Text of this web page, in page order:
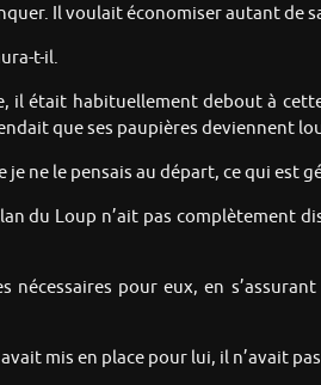
Il voulait économiser autant de
t-il.
il était habituellement debout à
que ses paupières deviennent
ne le pensais au départ, ce qui est
du Loup n’ait pas complètement
nécessaires pour eux, en
mis en place pour lui, il n’avait